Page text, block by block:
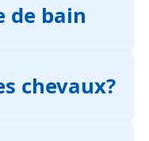
de bain
chevaux?